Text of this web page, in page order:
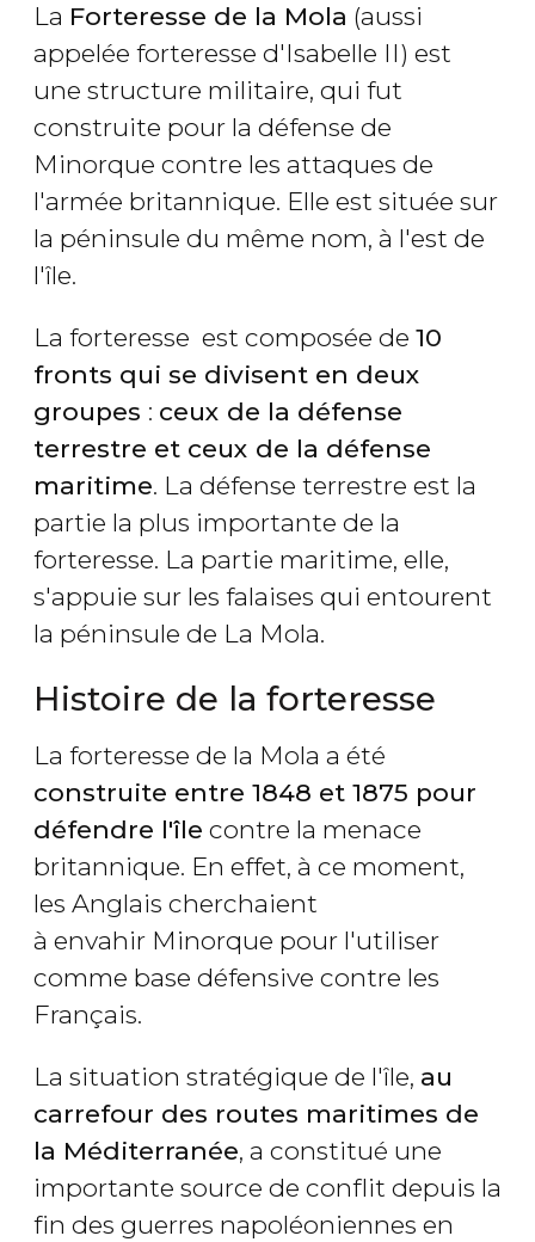
La Forteresse de la Mola (aussi
appelée forteresse d'Isabelle II) est
une structure militaire, qui fut
construite pour la défense de
Minorque contre les attaques de
l'armée britannique. Elle est située sur
la péninsule du même nom, à l'est de
l'île.
La forteresse est composée de 10
fronts qui se divisent en deux
groupes : ceux de la défense
terrestre et ceux de la défense
maritime. La défense terrestre est la
partie la plus importante de la
forteresse. La partie maritime, elle,
s'appuie sur les falaises qui entourent
la péninsule de La Mola.
Histoire de la forteresse
La forteresse de la Mola a été
construite entre 1848 et 1875 pour
défendre l'île contre la menace
britannique. En effet, à ce moment,
les Anglais cherchaient
à envahir Minorque pour l'utiliser
comme base défensive contre les
Français.
La situation stratégique de l'île, au
carrefour des routes maritimes de
la Méditerranée, a constitué une
importante source de conflit depuis la
fin des guerres napoléoniennes en